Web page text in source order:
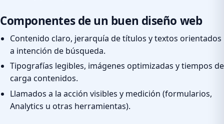
Componentes de un buen diseño web
Contenido claro, jerarquía de títulos y textos orientados
a intención de búsqueda.
Tipografías legibles, imágenes optimizadas y tiempos de
carga contenidos.
Llamados a la acción visibles y medición (formularios,
Analytics u otras herramientas).